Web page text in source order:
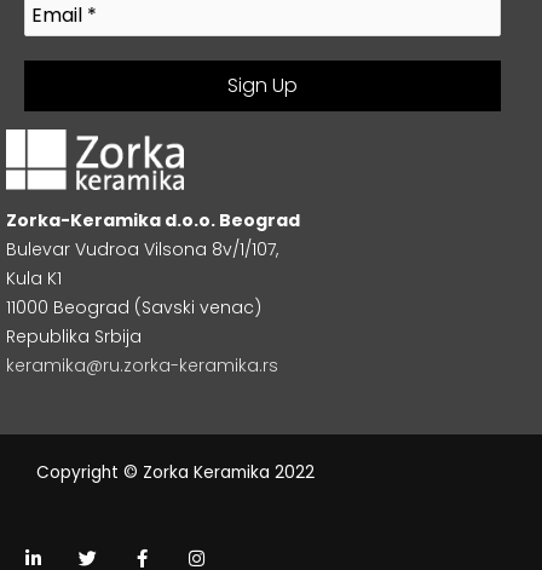
Zorka-Keramika d.o.o. Beograd
Bulevar Vudroa Vilsona 8v/1/107,
Kula K1
11000 Beograd (Savski venac)
Republika Srbija
keramika@ru.zorka-keramika.rs
Copyright © Zorka Keramika 2022
T F I